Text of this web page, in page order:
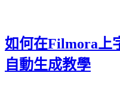
如何在Filmora上
自動生成教學